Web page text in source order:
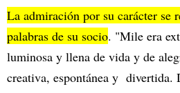
La admiración por su carácter se
palabras de su socio. "Mile era
luminosa y llena de vida y de
creativa, espontánea y divertida.